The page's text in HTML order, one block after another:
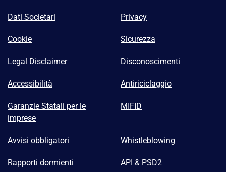
Dati Societari Privacy
Cookie Sicurezza
Legal Disclaimer Disconoscimenti
Accessibilità Antiriciclaggio
Garanzie Statali per le
imprese
MIFID
Avvisi obbligatori Whistleblowing
Rapporti dormienti API & PSD2